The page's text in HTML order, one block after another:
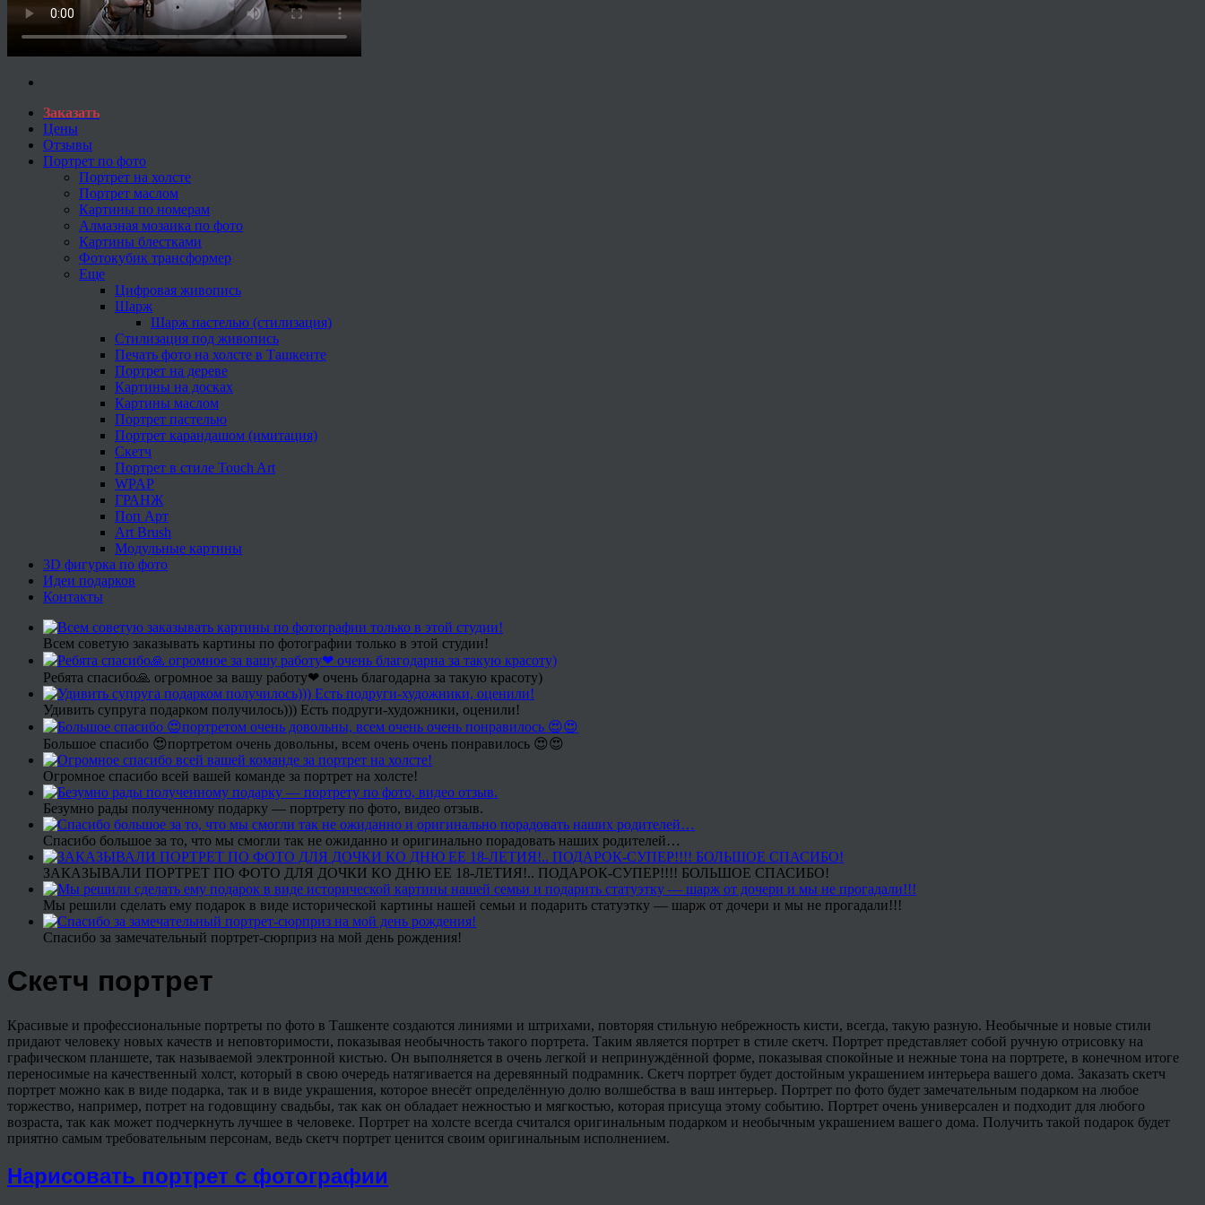
Заказать
Цены
Отзывы
Портрет по фото
Портрет на холсте
Портрет маслом
Картины по номерам
Алмазная мозаика по фото
Картины блестками
Фотокубик трансформер
Еще
Цифровая живопись
Шарж
Шарж пастелью (стилизация)
Стилизация под живопись
Печать фото на холсте в Ташкенте
Портрет на дереве
Картины на досках
Картины маслом
Портрет пастелью
Портрет карандашом (имитация)
Скетч
Портрет в стиле Touch Art
WPAP
ГРАНЖ
Поп Арт
Art Brush
Модульные картины
3D фигурка по фото
Идеи подарков
Контакты
Всем советую заказывать картины по фотографии только в этой студии!
Ребята спасибо🙏 огромное за вашу работу❤ очень благодарна за такую красоту)
Удивить супруга подарком получилось))) Есть подруги-художники, оценили!
Большое спасибо 😍портретом очень довольны, всем очень очень понравилось 😍😍
Огромное спасибо всей вашей команде за портрет на холсте!
Безумно рады полученному подарку — портрету по фото, видео отзыв.
Спасибо большое за то, что мы смогли так не ожиданно и оригинально порадовать наших родителей…
ЗАКАЗЫВАЛИ ПОРТРЕТ ПО ФОТО ДЛЯ ДОЧКИ КО ДНЮ ЕЕ 18-ЛЕТИЯ!.. ПОДАРОК-СУПЕР!!!! БОЛЬШОЕ СПАСИБО!
Мы решили сделать ему подарок в виде исторической картины нашей семьи и подарить статуэтку — шарж от дочери и мы не прогадали!!!
Спасибо за замечательный портрет-сюрприз на мой день рождения!
Скетч портрет
Красивые и профессиональные портреты по фото в Ташкенте создаются линиями и штрихами, повторяя стильную небрежность кисти, всегда, такую разную. Необычные и новые стили
придают человеку новых качеств и неповторимости, показывая необычность такого портрета. Таким является портрет в стиле скетч. Портрет представляет собой ручную отрисовку на
графическом планшете, так называемой электронной кистью. Он выполняется в очень легкой и непринуждённой форме, показывая спокойные и нежные тона на портрете, в конечном итоге
переносимые на качественный холст, который в свою очередь натягивается на деревянный подрамник. Скетч портрет будет достойным украшением интерьера вашего дома. Заказать скетч
портрет можно как в виде подарка, так и в виде украшения, которое внесёт определённую долю волшебства в ваш интерьер. Портрет по фото будет замечательным подарком на любое
торжество, например, потрет на годовщину свадьбы, так как он обладает нежностью и мягкостью, которая присуща этому событию. Портрет очень универсален и подходит для любого
возраста, так как может подчеркнуть лучшее в человеке. Портрет на холсте всегда считался оригинальным подарком и необычным украшением вашего дома. Получить такой подарок будет
приятно самым требовательным персонам, ведь скетч портрет ценится своим оригинальным исполнением.
Нарисовать портрет с фотографии